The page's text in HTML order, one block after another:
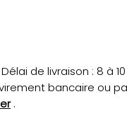
de livraison : 8 à
bancaire ou
.